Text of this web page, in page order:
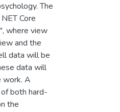
The
Core
where view
and the
data will be
data will
work. A
both hard-
the